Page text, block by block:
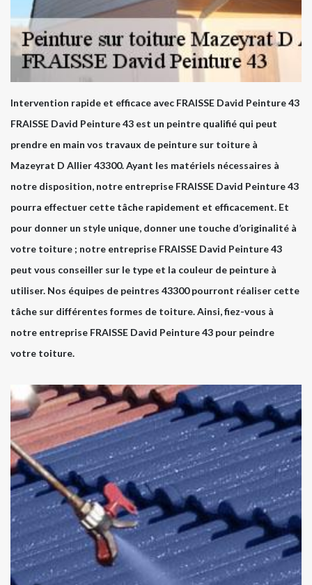
Intervention rapide et efficace avec FRAISSE David Peinture 43
FRAISSE David Peinture 43 est un peintre qualifié qui peut
prendre en main vos travaux de peinture sur toiture à
Mazeyrat D Allier 43300. Ayant les matériels nécessaires à
notre disposition, notre entreprise FRAISSE David Peinture 43
pourra effectuer cette tâche rapidement et efficacement. Et
pour donner un style unique, donner une touche d’originalité à
votre toiture ; notre entreprise FRAISSE David Peinture 43
peut vous conseiller sur le type et la couleur de peinture à
utiliser. Nos équipes de peintres 43300 pourront réaliser cette
tâche sur différentes formes de toiture. Ainsi, fiez-vous à
notre entreprise FRAISSE David Peinture 43 pour peindre
votre toiture.